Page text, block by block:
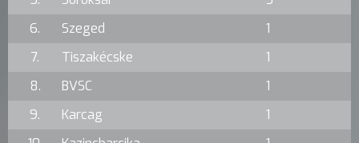
6.
Szeged
1
7.
Tiszakécske
1
8.
BVSC
1
9.
Karcag
1